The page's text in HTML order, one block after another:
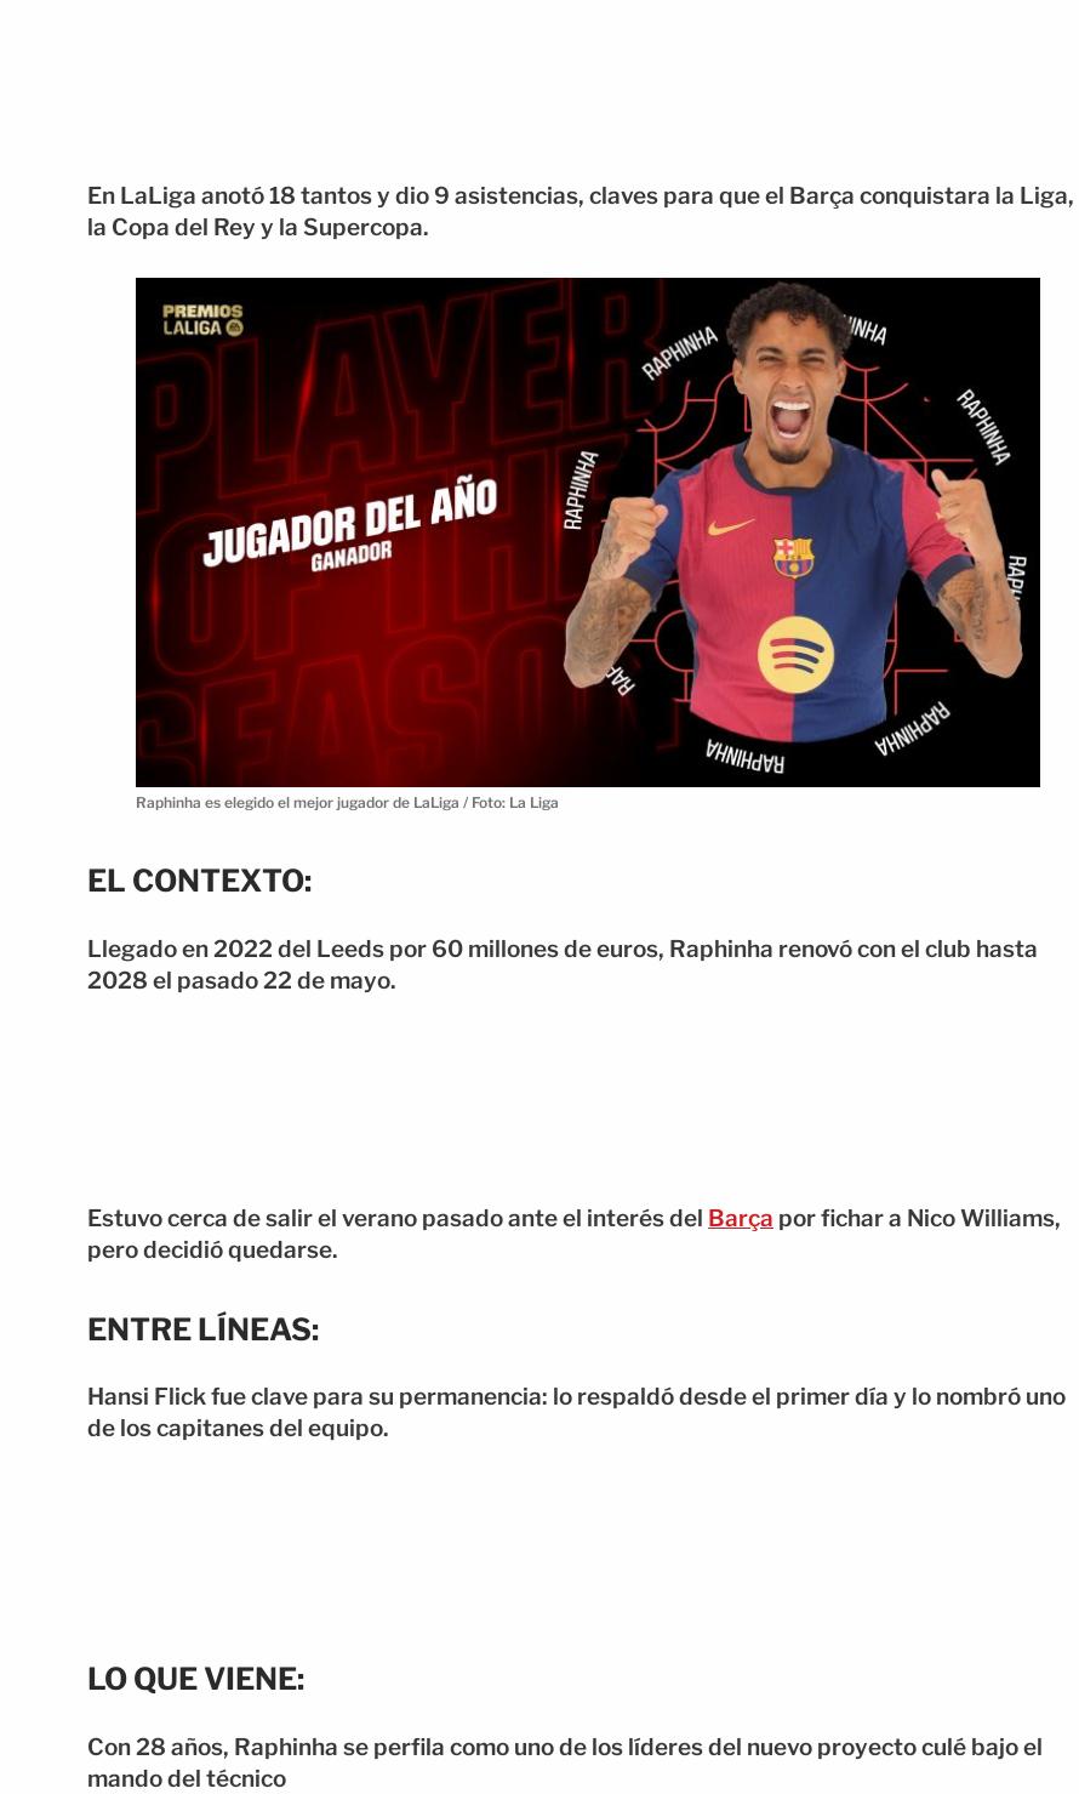
En LaLiga anotó 18 tantos y dio 9 asistencias, claves para que el Barça conquistara la Liga,
la Copa del Rey y la Supercopa.
Raphinha es elegido el mejor jugador de LaLiga / Foto: La Liga
EL CONTEXTO:
Llegado en 2022 del Leeds por 60 millones de euros, Raphinha renovó con el club hasta
2028 el pasado 22 de mayo.
Estuvo cerca de salir el verano pasado ante el interés del Barça por fichar a Nico Williams,
pero decidió quedarse.
ENTRE LÍNEAS:
Hansi Flick fue clave para su permanencia: lo respaldó desde el primer día y lo nombró uno
de los capitanes del equipo.
LO QUE VIENE:
Con 28 años, Raphinha se perfila como uno de los líderes del nuevo proyecto culé bajo el
mando del técnico